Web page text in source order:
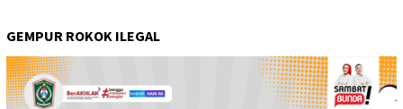
GEMPUR ROKOK ILEGAL